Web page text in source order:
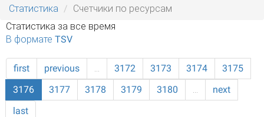
Статистика
Счетчики по ресурсам
Статистика за все время
В формате TSV
first previous … 3172 3173 3174
3175
3176
3177 3178 3179 3180 …
next
last